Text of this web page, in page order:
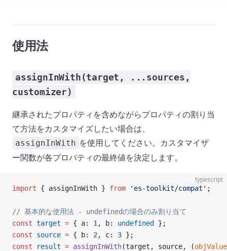
使用法
assignInWith(target, ...sources,
customizer)
継承されたプロパティを含めながらプロパティの割り当
て方法をカスタマイズしたい場合は、
assignInWith を使用してください。カスタマイザ
ー関数が各プロパティの最終値を決定します。
typescript
import { assignInWith } from 'es-toolkit/compat' ;
// 基本的な使用法 - undefinedの場合のみ割り当て
const target = { a: 1 , b: undefined
};
const source = { b: 2, c: 3 };
const result = assignInWith(target, source, (objValue